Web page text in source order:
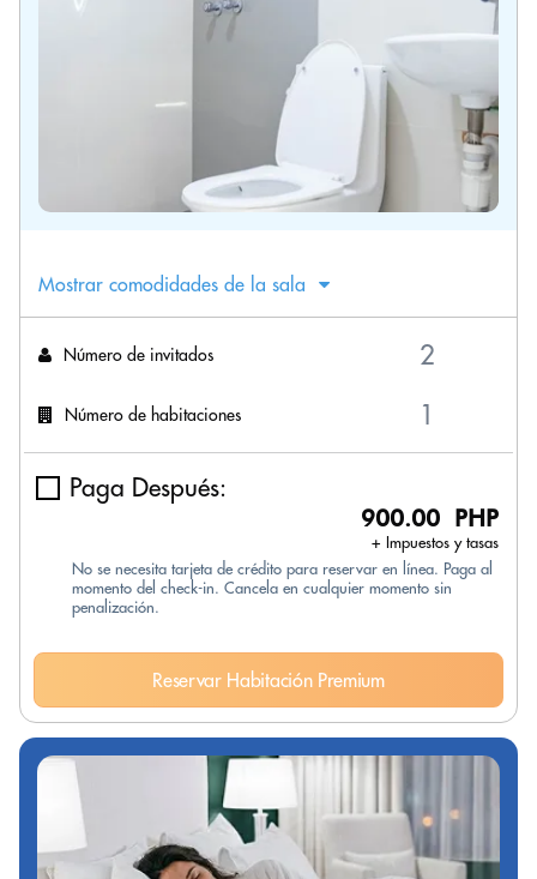
Mostrar comodidades de la sala
Número de invitados
Número de habitaciones
Paga Después:
900.00 PHP
+ Impuestos y tasas
No se necesita tarjeta de crédito para reservar en línea. Paga al
momento del check-in. Cancela en cualquier momento sin
penalización.
Reservar Habitación Premium